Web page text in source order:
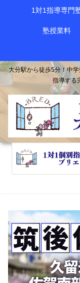
大分駅から徒歩5分！中
指導する
1対1指導専門
塾授業料